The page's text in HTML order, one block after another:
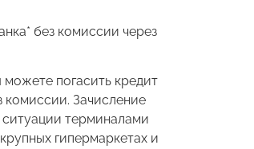
без комиссии через
погасить кредит
комиссии. Зачисление
терминалами
гипермаркетах и